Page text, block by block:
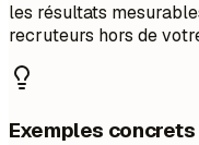
les résultats
recruteurs hors de
Exemples concrets